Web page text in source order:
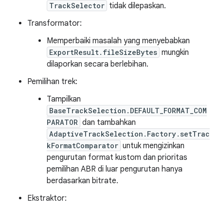
TrackSelector tidak dilepaskan.
Transformator:
Memperbaiki masalah yang menyebabkan
ExportResult.fileSizeBytes mungkin
dilaporkan secara berlebihan.
Pemilihan trek:
Tampilkan
BaseTrackSelection.DEFAULT_FORMAT_COM
PARATOR dan tambahkan
AdaptiveTrackSelection.Factory.setTrac
kFormatComparator untuk mengizinkan
pengurutan format kustom dan prioritas
pemilihan ABR di luar pengurutan hanya
berdasarkan bitrate.
Ekstraktor: